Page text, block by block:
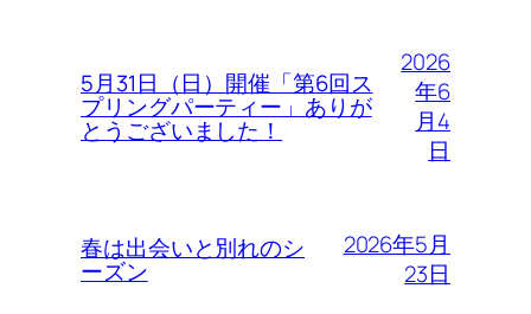
5月31日（日）開催「第6回ス
プリングパーティー」ありが
とうございました！
2026
年6
月4
日
春は出会いと別れのシ
ーズン
2026年5月
23日